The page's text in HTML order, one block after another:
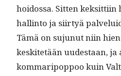
hoi­dos­sa. Sit­ten
hallinto ja siir­tyä
Tämä on sujunut niin
keskitetään uud­estaan,
kom­maripop­poo kuin